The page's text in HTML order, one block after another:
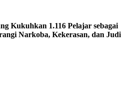
Kukuhkan 1.116 Pelajar sebagai
Narkoba, Kekerasan, dan Judi